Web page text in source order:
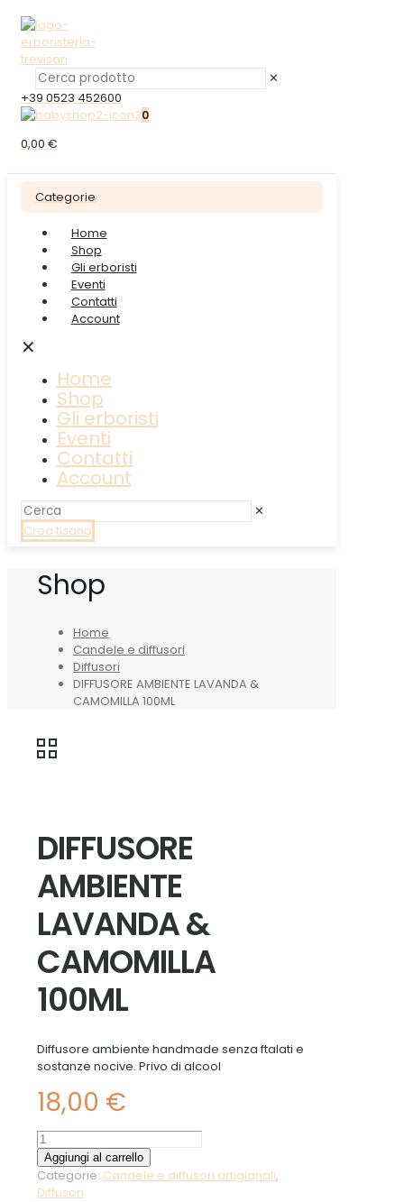
✕
+39 0523 452600
0
0,00 €
Categorie
Home
Shop
Gli erboristi
Eventi
Contatti
Account
✕
Home
Shop
Gli erboristi
Eventi
Contatti
Account
✕
Crea tisana
Shop
Home
Candele e diffusori
Diffusori
DIFFUSORE AMBIENTE LAVANDA &
CAMOMILLA 100ML
DIFFUSORE
AMBIENTE
LAVANDA &
CAMOMILLA
100ML
Diffusore ambiente handmade senza ftalati e
sostanze nocive. Privo di alcool
18,00 €
DIFFUSORE
AMBIENTE
LAVANDA
&
Aggiungi al carrello
Categorie: Candele e diffusori artigianali,
Diffusori